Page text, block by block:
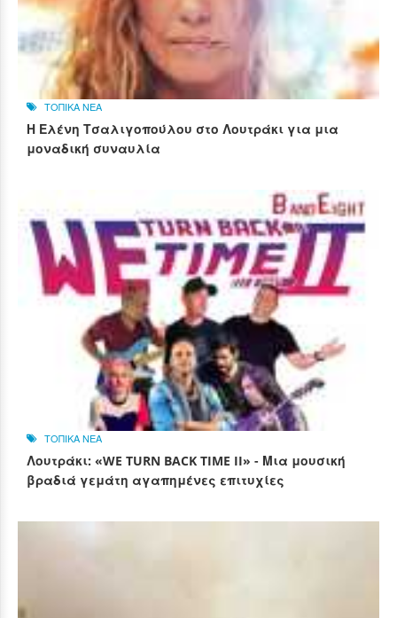
ΤΟΠΙΚΑ ΝΕΑ
Η Ελένη Τσαλιγοπούλου στο Λουτράκι για μια
μοναδική συναυλία
ΤΟΠΙΚΑ ΝΕΑ
Λουτράκι: «WE TURN BACK TIME II» - Μια μουσική
βραδιά γεμάτη αγαπημένες επιτυχίες